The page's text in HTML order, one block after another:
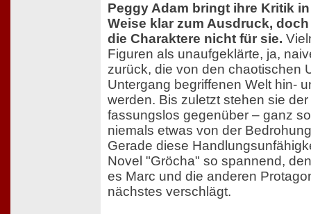
Peggy Adam bringt ihre Kritik
Weise klar zum Ausdruck,
die Charaktere nicht für sie.
Figuren als unaufgeklärte, ja,
zurück, die von den chaotischen
Untergang begriffenen Welt hin-
werden. Bis zuletzt stehen sie
fassungslos gegenüber – ganz
niemals etwas von der
Gerade diese
Novel "Gröcha" so spannend,
es Marc und die anderen
nächstes verschlägt.